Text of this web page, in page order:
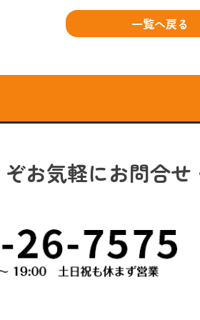
一覧へ戻る
お気軽にお問合